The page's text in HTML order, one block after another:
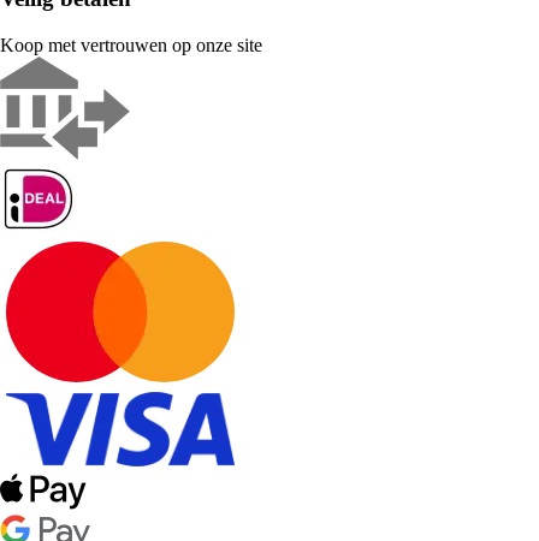
Koop met vertrouwen op onze site